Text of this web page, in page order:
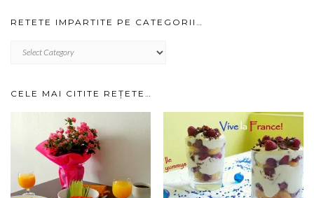
RETETE IMPARTITE PE CATEGORII…
IMPARTITE
CELE MAI CITITE REȚETE…